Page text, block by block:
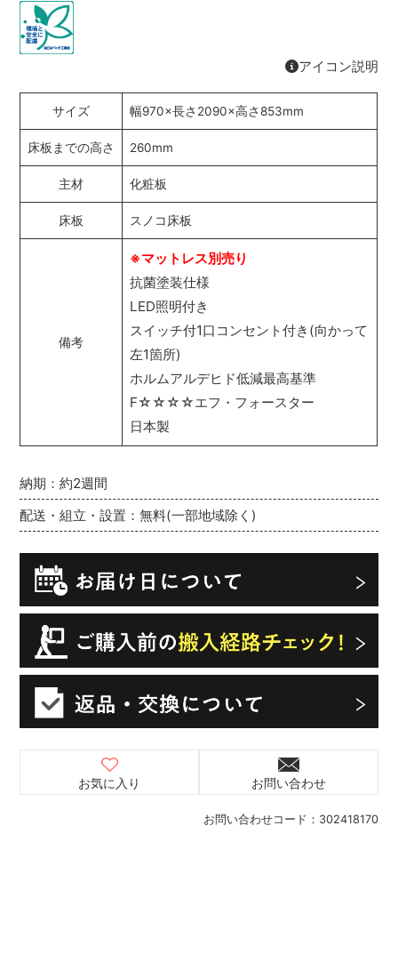
お問い合わせコード： 302418170
納期：約2週間
配送・組立・設置：無料(一部地域除く)
お気に入り お問い合わせ
アイコン説明
サイズ 幅970×長さ2090×高さ853mm
床板までの高さ 260mm
主材 化粧板
床板 スノコ床板
備考
※マットレス別売り
抗菌塗装仕様
LED照明付き
スイッチ付1口コンセント付き(向かって
左1箇所)
ホルムアルデヒド低減最高基準
F☆☆☆☆エフ・フォースター
日本製